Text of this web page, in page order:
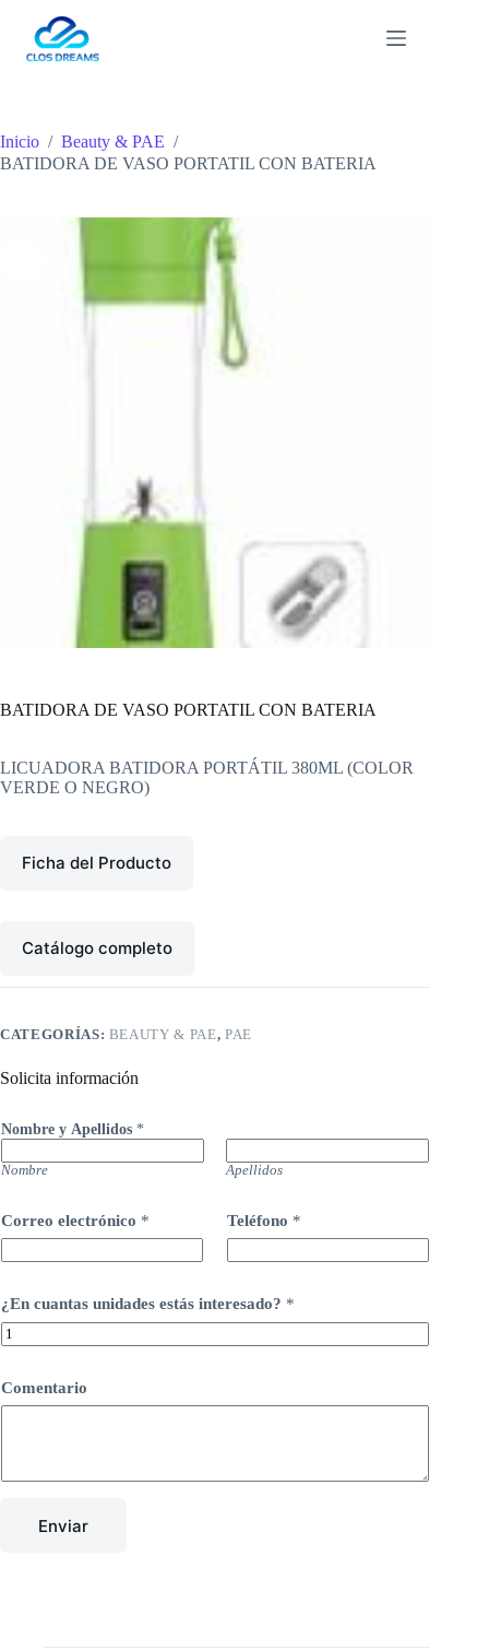
contenido
Inicio / Beauty & PAE /
BATIDORA DE VASO PORTATIL CON BATERIA
BATIDORA DE VASO PORTATIL CON BATERIA
LICUADORA BATIDORA PORTÁTIL 380ML (COLOR
VERDE O NEGRO)
Ficha del Producto
Catálogo completo
CATEGORÍAS: BEAUTY & PAE, PAE
Solicita información
Nombre y Apellidos *
Nombre Apellidos
Correo electrónico * Teléfono *
¿En cuantas unidades estás interesado? *
Comentario
Enviar